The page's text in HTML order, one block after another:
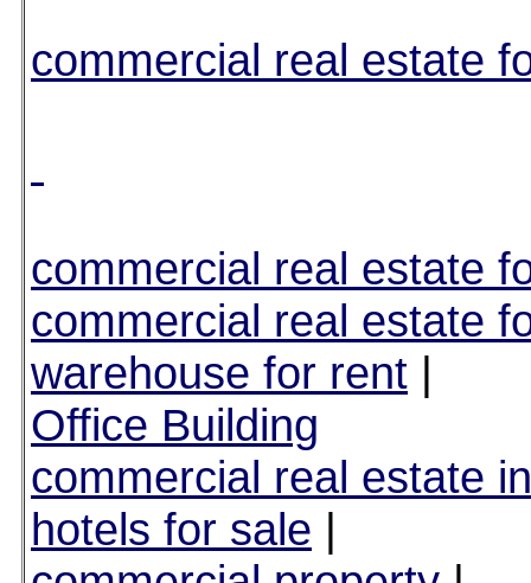
commercial real estate
commercial real estate
commercial real estate
warehouse for rent |
Office Building
commercial real estate
hotels for sale |